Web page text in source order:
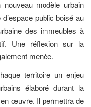
modèle urbain
public boisé au
des immeubles à
Une réflexion sur la
menée.
territoire un enjeu
élaboré durant la
œuvre. Il permettra de